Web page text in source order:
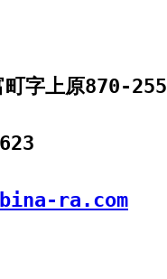
町字上原870-
ra.com